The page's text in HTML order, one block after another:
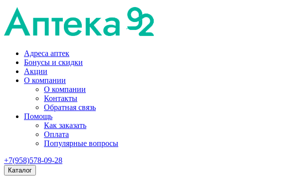
Адреса аптек
Бонусы и скидки
Акции
О компании
О компании
Контакты
Обратная связь
Помощь
Как заказать
Оплата
Популярные вопросы
+7(958)578-09-28
Каталог